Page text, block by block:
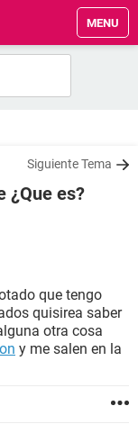
MENU
Siguiente Tema
¿Que es?
que tengo
quisirea saber
otra cosa
y me salen en la